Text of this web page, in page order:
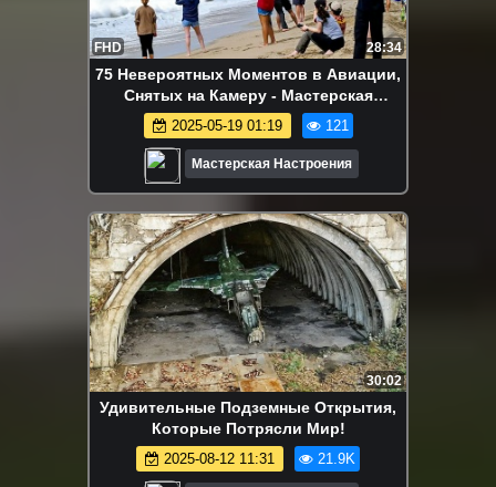
FHD 28:34
75 Невероятных Моментов в Авиации,
Снятых на Камеру - Мастерская
Настроения
2025-05-19 01:19 121
Мастерская Настроения
30:02
Удивительные Подземные Открытия,
Которые Потрясли Мир!
2025-08-12 11:31 21.9K